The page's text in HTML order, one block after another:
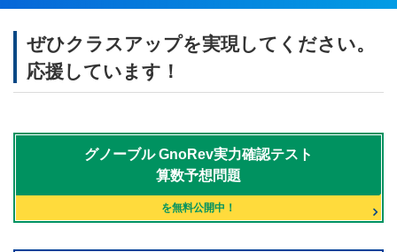
ぜひクラスアップを実現してください。
応援しています！
グノーブルGnoRev実力確認テスト
算数予想問題
を無料公開中！